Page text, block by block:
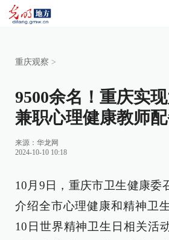
重庆观察 >
9500余名！重庆实
兼职心理健康教师
来源： 华龙网
2024-10-10 10:18
10月9日，重庆市卫生健康委
介绍全市心理健康和精神卫
10日世界精神卫生日相关活